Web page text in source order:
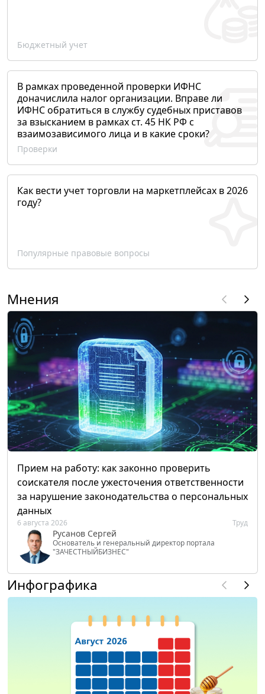
Бюджетный учет
В рамках проведенной проверки ИФНС
доначислила налог организации. Вправе ли
ИФНС обратиться в службу судебных приставов
за взысканием в рамках ст. 45 НК РФ с
взаимозависимого лица и в какие сроки?
Проверки
Как вести учет торговли на маркетплейсах в 2026
году?
Популярные правовые вопросы
Мнения
Прием на работу: как законно проверить
соискателя после ужесточения ответственности
за нарушение законодательства о персональных
данных
6 августа 2026 Труд
Русанов Сергей
Основатель и генеральный директор портала
"ЗАЧЕСТНЫЙБИЗНЕС"
Инфографика